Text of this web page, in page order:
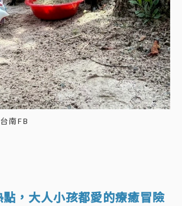
南FB
，大人小孩都愛的療癒冒險